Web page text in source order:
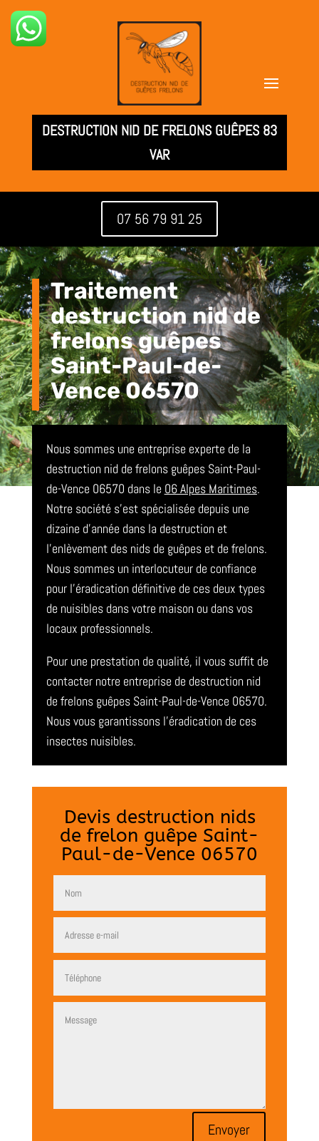
DESTRUCTION NID DE FRELONS GUÊPES 83
VAR
07 56 79 91 25
Traitement
destruction nid de
frelons guêpes
Saint-Paul-de-
Vence 06570
Nous sommes une entreprise experte de la
destruction nid de frelons guêpes Saint-Paul-
de-Vence 06570 dans le 06 Alpes Maritimes.
Notre société s’est spécialisée depuis une
dizaine d’année dans la destruction et
l’enlèvement des nids de guêpes et de frelons.
Nous sommes un interlocuteur de confiance
pour l’éradication définitive de ces deux types
de nuisibles dans votre maison ou dans vos
locaux professionnels.
Pour une prestation de qualité, il vous suffit de
contacter notre entreprise de destruction nid
de frelons guêpes Saint-Paul-de-Vence 06570.
Nous vous garantissons l’éradication de ces
insectes nuisibles.
Devis destruction nids
de frelon guêpe Saint-
Paul-de-Vence 06570
Envoyer